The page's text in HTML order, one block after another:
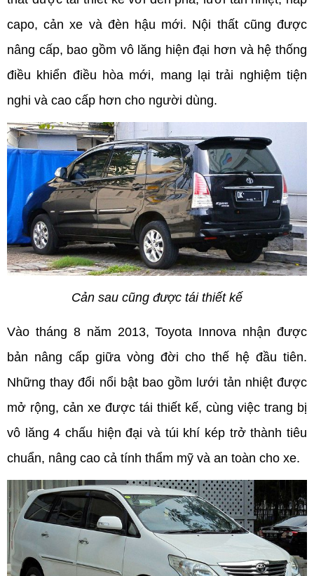
capo, cản xe và đèn hậu mới. Nội thất cũng được
nâng cấp, bao gồm vô lăng hiện đại hơn và hệ thống
điều khiển điều hòa mới, mang lại trải nghiệm tiện
nghi và cao cấp hơn cho người dùng.
Cản sau cũng được tái thiết kế
Vào tháng 8 năm 2013, Toyota Innova nhận được
bản nâng cấp giữa vòng đời cho thế hệ đầu tiên.
Những thay đổi nổi bật bao gồm lưới tản nhiệt được
mở rộng, cản xe được tái thiết kế, cùng việc trang bị
vô lăng 4 chấu hiện đại và túi khí kép trở thành tiêu
chuẩn, nâng cao cả tính thẩm mỹ và an toàn cho xe.